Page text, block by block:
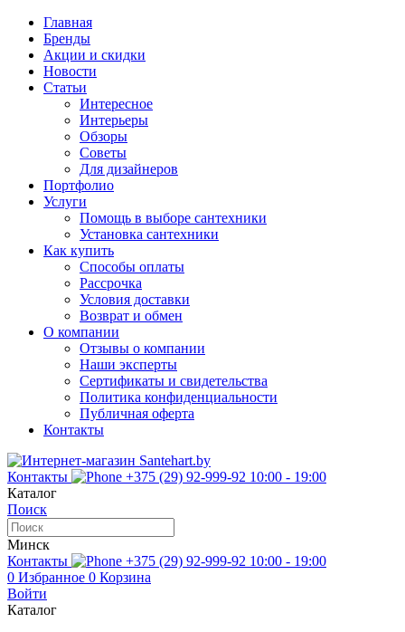
Главная
Бренды
Акции и скидки
Новости
Статьи
Интересное
Интерьеры
Обзоры
Советы
Для дизайнеров
Портфолио
Услуги
Помощь в выборе сантехники
Установка сантехники
Как купить
Способы оплаты
Рассрочка
Условия доставки
Возврат и обмен
О компании
Отзывы о компании
Наши эксперты
Сертификаты и свидетельства
Политика конфиденциальности
Публичная оферта
Контакты
Контакты +375 (29) 92-999-92 10:00 - 19:00
Каталог
Поиск
Минск
Контакты
+375 (29) 92-999-92 10:00 - 19:00
0 Избранное 0 Корзина
Войти
Каталог